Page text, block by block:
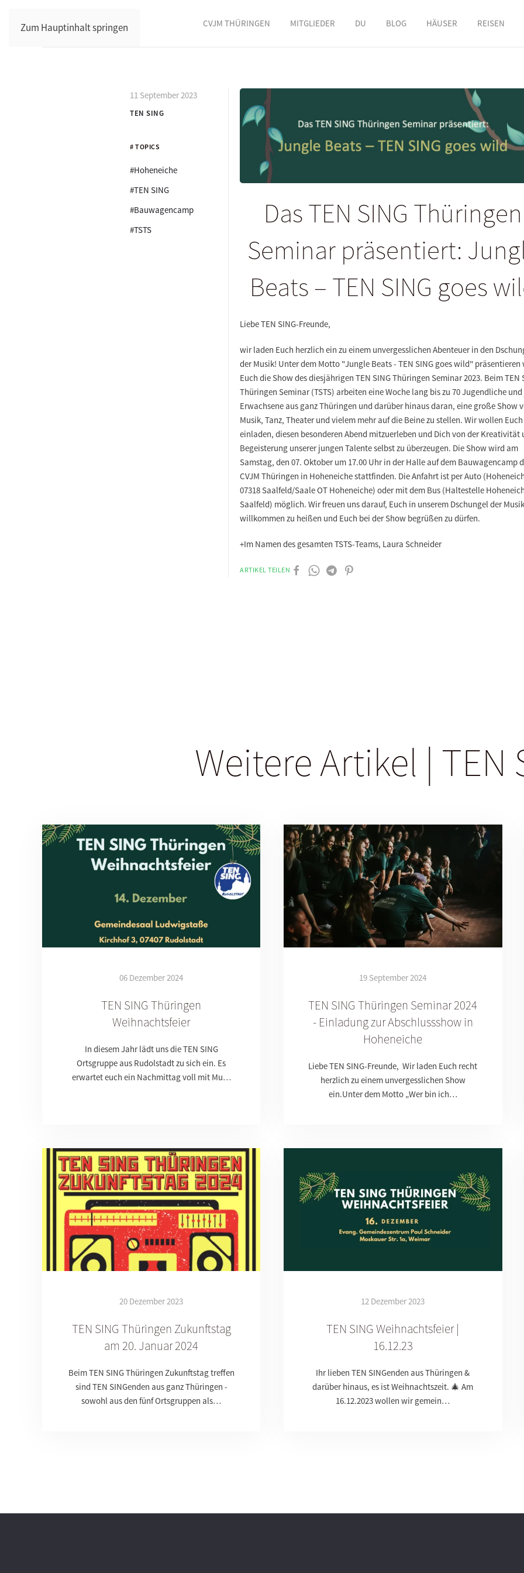
Zum Hauptinhalt springen CVJM THÜRINGEN MITGLIEDER DU BLOG HÄUSER REISEN
11 September 2023
TEN SING
# TOPICS
#Hoheneiche
#TEN SING
#Bauwagencamp
#TSTS
Das TEN SING Thüringen
Seminar präsentiert:
Beats – TEN SING goes
Liebe TEN SING-Freunde,
wir laden Euch herzlich ein zu einem unvergesslichen Abenteuer in den
der Musik! Unter dem Motto "Jungle Beats - TEN SING goes wild" präsentieren
Euch die Show des diesjährigen TEN SING Thüringen Seminar 2023. Beim TEN
Thüringen Seminar (TSTS) arbeiten eine Woche lang bis zu 70 Jugendliche
Erwachsene aus ganz Thüringen und darüber hinaus daran, eine große Show
Musik, Tanz, Theater und vielem mehr auf die Beine zu stellen. Wir wollen
einladen, diesen besonderen Abend mitzuerleben und Dich von der Kreativität
Begeisterung unserer jungen Talente selbst zu überzeugen. Die Show wird am
Samstag, den 07. Oktober um 17.00 Uhr in der Halle auf dem Bauwagencamp
CVJM Thüringen in Hoheneiche stattfinden. Die Anfahrt ist per Auto
07318 Saalfeld/Saale OT Hoheneiche) oder mit dem Bus (Haltestelle
Saalfeld) möglich. Wir freuen uns darauf, Euch in unserem Dschungel der Musik
willkommen zu heißen und Euch bei der Show begrüßen zu dürfen.
+Im Namen des gesamten TSTS-Teams, Laura Schneider
ARTIKEL TEILEN
Weitere Artikel | TEN
06 Dezember 2024
TEN SING Thüringen
Weihnachtsfeier
In diesem Jahr lädt uns die TEN SING
Ortsgruppe aus Rudolstadt zu sich ein. Es
erwartet euch ein Nachmittag voll mit Mu…
19 September 2024
TEN SING Thüringen Seminar 2024
- Einladung zur Abschlussshow in
Hoheneiche
Liebe TEN SING-Freunde, Wir laden Euch recht
herzlich zu einem unvergesslichen Show
ein.Unter dem Motto „Wer bin ich…
20 Dezember 2023
TEN SING Thüringen Zukunftstag
am 20. Januar 2024
Beim TEN SING Thüringen Zukunftstag treffen
sind TEN SINGenden aus ganz Thüringen -
sowohl aus den fünf Ortsgruppen als…
12 Dezember 2023
TEN SING Weihnachtsfeier |
16.12.23
Ihr lieben TEN SINGenden aus Thüringen &
darüber hinaus, es ist Weihnachtszeit. 🎄 Am
16.12.2023 wollen wir gemein…